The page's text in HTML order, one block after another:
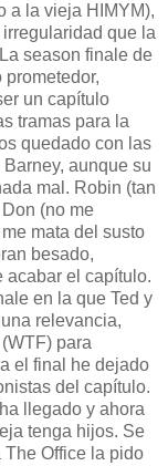
a la vieja HIMYM),
que la
season finale de
prometedor,
un capítulo
tramas para la
quedado con las
aunque su
mal. Robin (tan
(no me
mata del susto
besado,
acabar el capítulo.
en la que Ted y
relevancia,
para
el final he dejado
del capítulo.
llegado y ahora
tenga hijos. Se
The Office la pido